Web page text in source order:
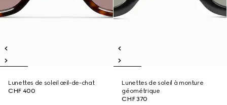
Lunettes de soleil œil-de-chat
CHF 400
Lunettes de soleil à monture
géométrique
CHF 370